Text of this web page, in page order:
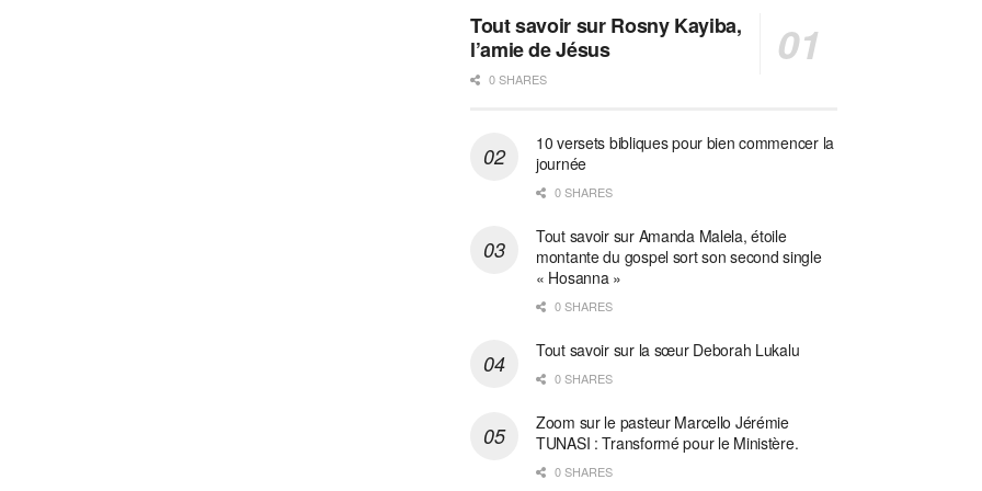
Tout savoir sur Rosny Kayiba,
l’amie de Jésus
0 SHARES
10 versets bibliques pour bien commencer la
journée
0 SHARES
Tout savoir sur Amanda Malela, étoile
montante du gospel sort son second single
« Hosanna »
0 SHARES
Tout savoir sur la sœur Deborah Lukalu
0 SHARES
Zoom sur le pasteur Marcello Jérémie
TUNASI : Transformé pour le Ministère.
0 SHARES